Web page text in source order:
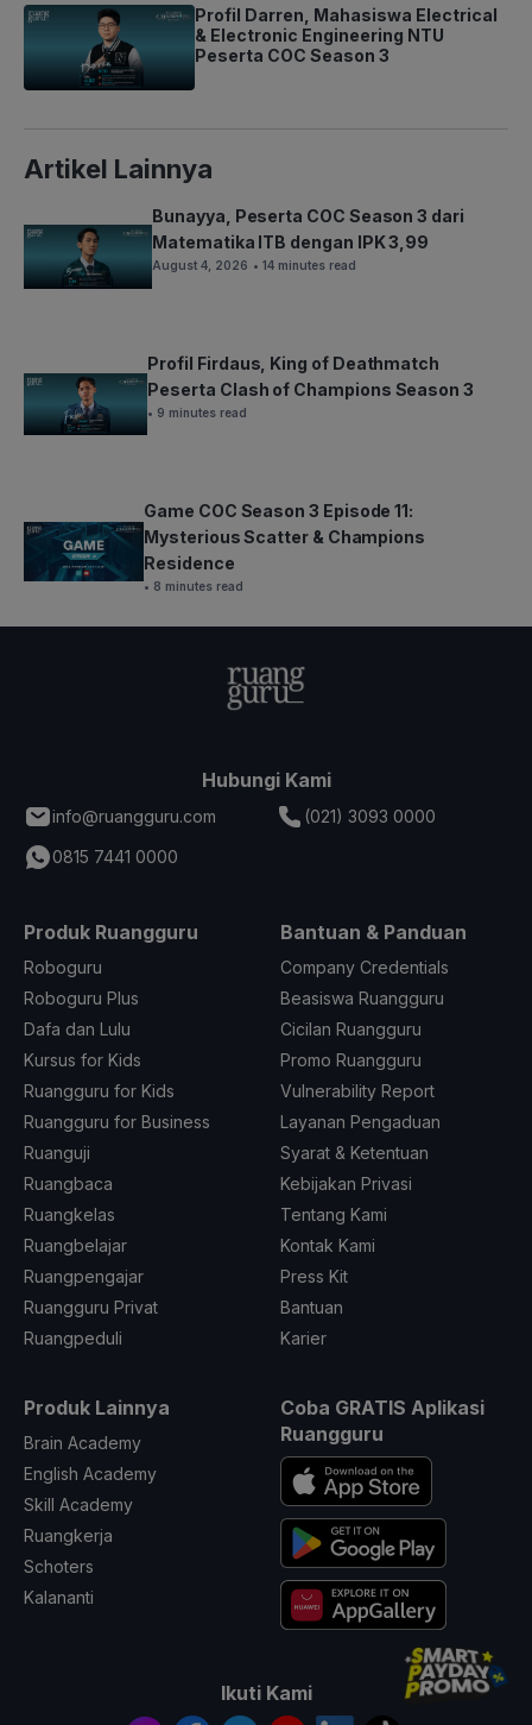
Profil Darren, Mahasiswa Electrical
& Electronic Engineering NTU
Peserta COC Season 3
Artikel Lainnya
Bunayya, Peserta COC Season 3 dari
Matematika ITB dengan IPK 3,99
August 4, 2026 • 14 minutes read
Profil Firdaus, King of Deathmatch
Peserta Clash of Champions Season 3
• 9 minutes read
Game COC Season 3 Episode 11:
Mysterious Scatter & Champions
Residence
• 8 minutes read
Hubungi Kami
info@ruangguru.com
(021) 3093 0000
0815 7441 0000
Produk Ruangguru
Roboguru
Roboguru Plus
Dafa dan Lulu
Kursus for Kids
Ruangguru for Kids
Ruangguru for Business
Ruanguji
Ruangbaca
Ruangkelas
Ruangbelajar
Ruangpengajar
Ruangguru Privat
Ruangpeduli
Bantuan & Panduan
Company Credentials
Beasiswa Ruangguru
Cicilan Ruangguru
Promo Ruangguru
Vulnerability Report
Layanan Pengaduan
Syarat & Ketentuan
Kebijakan Privasi
Tentang Kami
Kontak Kami
Press Kit
Bantuan
Karier
Produk Lainnya
Brain Academy
English Academy
Skill Academy
Ruangkerja
Schoters
Kalananti
Coba GRATIS Aplikasi
Ruangguru
Ikuti Kami